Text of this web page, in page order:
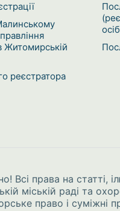
Житомирській
реєстратора
Всі права на статті,
міській раді та
право і суміжні